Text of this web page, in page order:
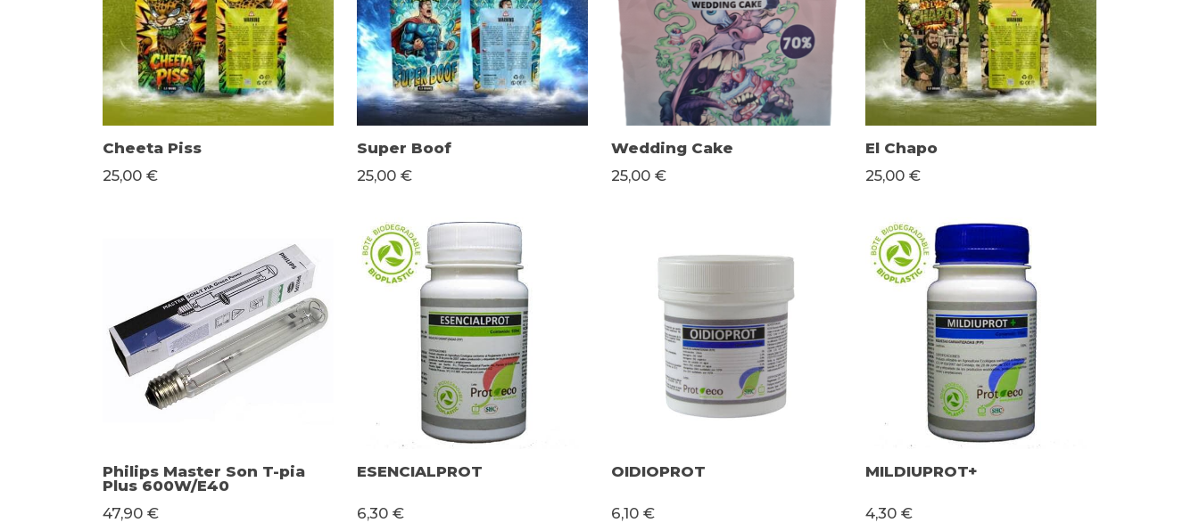
Cheeta Piss
25,00 €
Super Boof
25,00 €
Wedding Cake
25,00 €
El Chapo
25,00 €
Philips Master Son T-pia
Plus 600W/E40
47,90 €
ESENCIALPROT
6,30 €
OIDIOPROT
6,10 €
MILDIUPROT+
4,30 €